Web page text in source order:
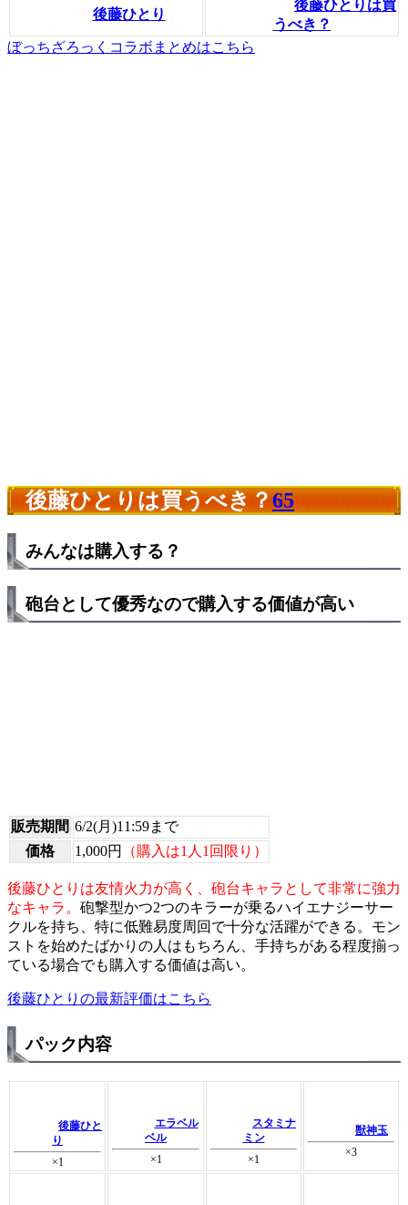
後藤ひとり
後藤ひとりは買
うべき？
ぼっちざろっくコラボまとめはこちら
後藤ひとりは買うべき？65
みんなは購入する？
砲台として優秀なので購入する価値が高い
販売期間 6/2(月)11:59まで
価格
1,000円 （購入は1人1回限り）
後藤ひとりは友情火力が高く、砲台キャラとして非常に強力
なキャラ。 砲撃型かつ2つのキラーが乗るハイエナジーサー
クルを持ち、特に低難易度周回で十分な活躍ができる。モン
ストを始めたばかりの人はもちろん、手持ちがある程度揃っ
ている場合でも購入する価値は高い。
後藤ひとりの最新評価はこちら
パック内容
後藤ひと
り
×1
エラベル
ベル
×1
スタミナ
ミン
×1
獣神玉
×3